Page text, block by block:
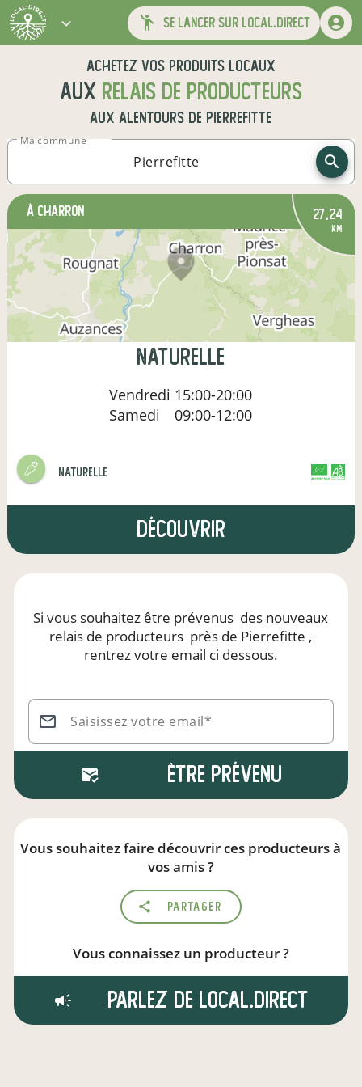
se lancer sur local.direct
Achetez vos produits locaux
aux relais de producteurs
aux alentours de Pierrefitte
Ma commune
à Charron 27,24
km
naturelle
Vendredi 15:00-20:00
Samedi
09:00-12:00
naturelle CERTIFIÉ PAR FR-BIO-01
AGRICULTURE FRANCE
Découvrir
Si vous souhaitez être prévenus des nouveaux
relais de producteurs près de Pierrefitte ,
rentrez votre email ci dessous.
Saisissez votre email*
Être prévenu
Vous souhaitez faire découvrir ces producteurs à
vos amis ?
Partager
Vous connaissez un producteur ?
Parlez de local.direct